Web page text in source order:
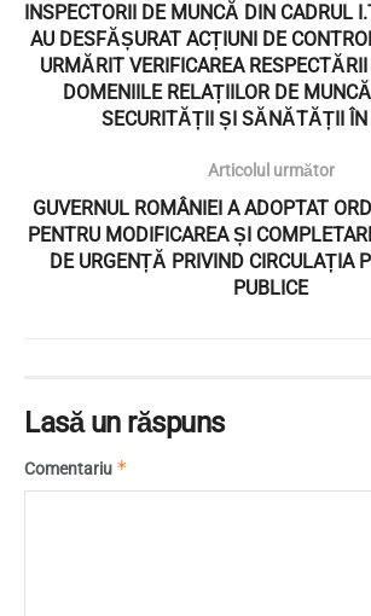
INSPECTORII DE MUNCĂ DIN CADRUL
AU DESFĂȘURAT ACȚIUNI DE
URMĂRIT VERIFICAREA
DOMENIILE RELAȚIILOR DE
SECURITĂȚII ȘI SĂNĂTĂȚII
Articolul următor
GUVERNUL ROMÂNIEI A ADOPTAT
PENTRU MODIFICAREA ȘI
DE URGENȚĂ PRIVIND CIRCULAȚIA
PUBLICE
Lasă un răspuns
Comentariu *